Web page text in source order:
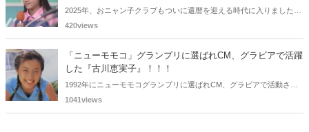
2025年、おニャン子クラブもついに還暦を迎える時代に入りました。
おニャン子クラブの元メンバーは全員が昭和40年代生まれで、そのう
れ）の二人です。しかも、この二人には年齢以外の共通点もありま
す。さて、誰と誰でしょうか？
420views
「ニューモモコ」グランプリに選ばれCM、グラビアで活躍
した『古川恵実子』！！！
1992年にニューモモコグランプリに選ばれCM、グラビアで活動され
ていた古川恵実子さん。2010年3月頃まではラジオDJを担当されてい
1041views